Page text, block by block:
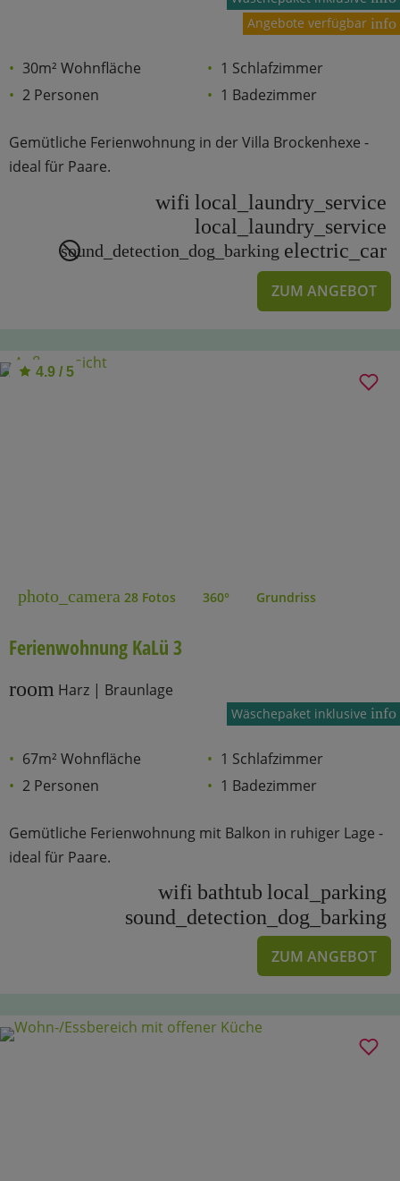
Angebote verfügbar info
30m² Wohnfläche
2 Personen
1 Schlafzimmer
1 Badezimmer
Gemütliche Ferienwohnung in der Villa Brockenhexe -
ideal für Paare.
wifi local_laundry_service
local_laundry_service
sound_detection_dog_barking electric_car
ZUM ANGEBOT
4.9 / 5
photo_camera 28 Fotos 360° Grundriss
Ferienwohnung KaLü 3
room Harz | Braunlage
Wäschepaket inklusiveinfo
67m² Wohnfläche
2 Personen
1 Schlafzimmer
1 Badezimmer
Gemütliche Ferienwohnung mit Balkon in ruhiger Lage -
ideal für Paare.
wifi bathtub local_parking
sound_detection_dog_barking
ZUM ANGEBOT